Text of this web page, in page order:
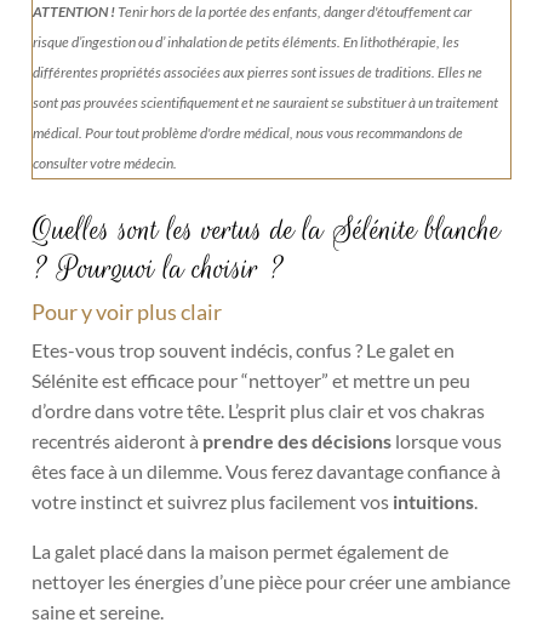
ATTENTION !Tenirhors de la portée des enfants, danger d'étouffement car
risque d’ingestion ou d’ inhalation de petits éléments.En lithothérapie, les
différentes propriétés associées aux pierres sont issues de traditions. Elles ne
sont pas prouvées scientifiquement et ne sauraient se substituer à un traitement
médical. Pour tout problème d'ordre médical, nous vous recommandons de
consulter votre médecin.
Quelles sont les vertus de la Sélénite blanche
?Pourquoi la choisir ?
Pour y voir plus clair
Etes-vous trop souvent indécis, confus ? Le galet en
Sélénite est efficace pour “nettoyer” et mettre un peu
d’ordre dans votre tête. L’esprit plus clair et vos chakras
recentrés aideront à prendre des décisions lorsque vous
êtes face à un dilemme. Vous ferez davantage confiance à
votre instinct et suivrez plus facilement vos intuitions
La galet placé dans la maison permet également de
nettoyer les énergies d’une pièce pour créer une ambiance
saine et sereine.